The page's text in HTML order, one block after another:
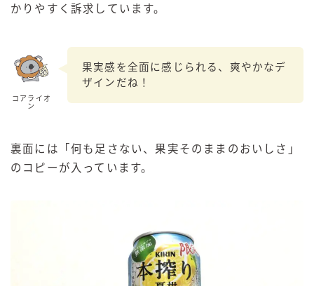
かりやすく訴求しています。
コアライオ
ン
果実感を全面に感じられる、爽やかなデ
ザインだね！
裏面には「何も足さない、果実そのままのおいしさ」
のコピーが入っています。